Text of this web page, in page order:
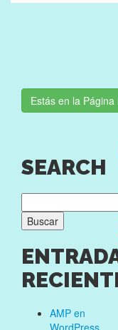
Estás en la
SEARCH
AMP en
WordPress